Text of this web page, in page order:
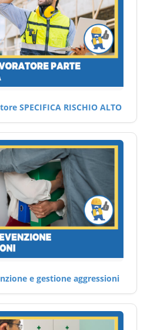
SPECIFICA RISCHIO ALTO
e gestione aggressioni